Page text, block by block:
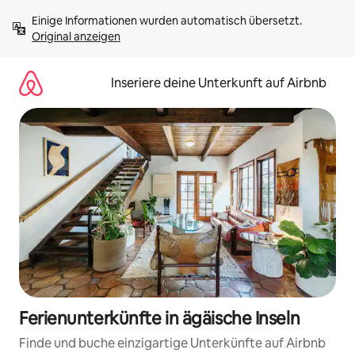
Inhalten
springenOriginal anzeigen
Inseriere deine Unterkunft auf Airbnb
Ferienunterkünfte in ägäische Inseln
Finde und buche einzigartige Unterkünfte auf Airbnb